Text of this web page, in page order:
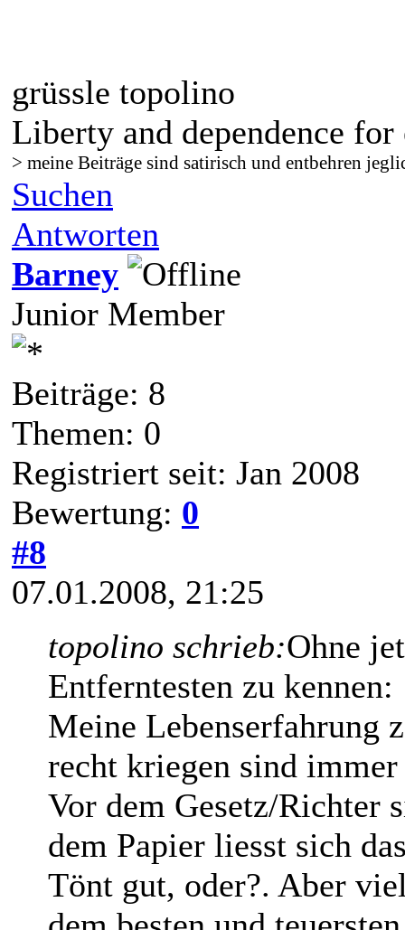
grüssle topolino
Liberty and dependence for
> meine Beiträge sind satirisch und entbehren
Suchen
Antworten
Barney
Junior Member
Beiträge: 8
Themen: 0
Registriert seit: Jan 2008
Bewertung: 0
#8
07.01.2008, 21:25
topolino schrieb:Ohne
Entferntesten zu kennen:
Meine Lebenserfahrung
recht kriegen sind
Vor dem Gesetz/Richter
dem Papier liesst sich
Tönt gut, oder?. Aber